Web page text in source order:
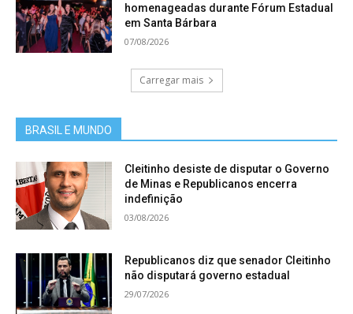
homenageadas durante Fórum Estadual
em Santa Bárbara
07/08/2026
Carregar mais
BRASIL E MUNDO
Cleitinho desiste de disputar o Governo
de Minas e Republicanos encerra
indefinição
03/08/2026
Republicanos diz que senador Cleitinho
não disputará governo estadual
29/07/2026